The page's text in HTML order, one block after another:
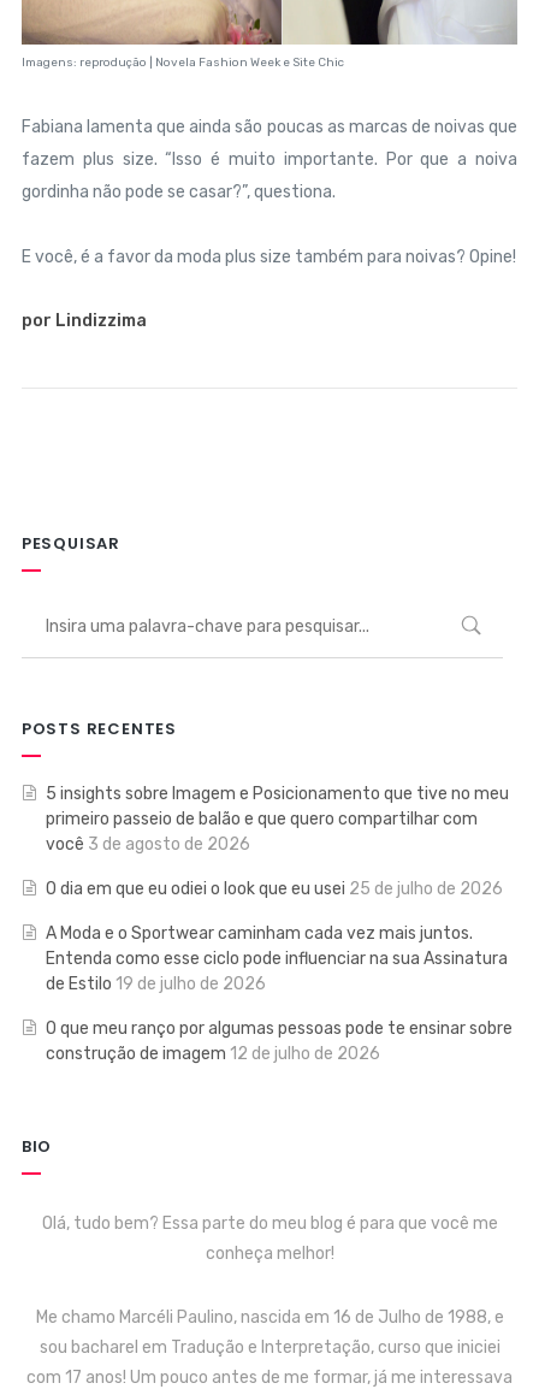
Imagens: reprodução | Novela Fashion Week e Site Chic
Fabiana lamenta que ainda são poucas as marcas de noivas que
fazem plus size. “Isso é muito importante. Por que a noiva
gordinha não pode se casar?”, questiona.
E você, é a favor da moda plus size também para noivas? Opine!
por Lindizzima
PESQUISAR
POSTS RECENTES
5 insights sobre Imagem e Posicionamento que tive no meu
primeiro passeio de balão e que quero compartilhar com
você 3 de agosto de 2026
O dia em que eu odiei o look que eu usei 25 de julho de 2026
A Moda e o Sportwear caminham cada vez mais juntos.
Entenda como esse ciclo pode influenciar na sua Assinatura
de Estilo 19 de julho de 2026
O que meu ranço por algumas pessoas pode te ensinar sobre
construção de imagem 12 de julho de 2026
BIO
Olá, tudo bem? Essa parte do meu blog é para que você me
conheça melhor!
Me chamo Marcéli Paulino, nascida em 16 de Julho de 1988, e
sou bacharel em Tradução e Interpretação, curso que iniciei
com 17 anos! Um pouco antes de me formar, já me interessava